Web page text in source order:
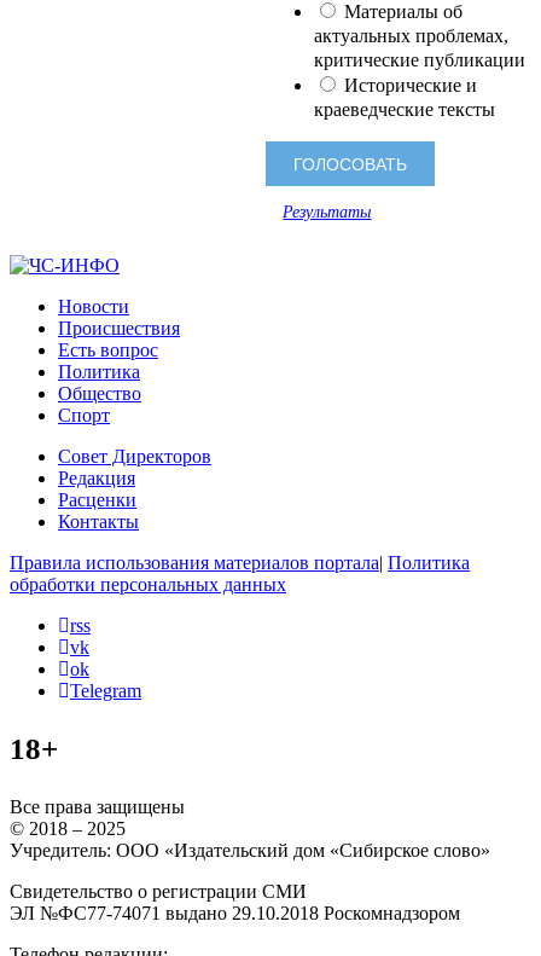
Материалы об
актуальных проблемах,
критические публикации
Исторические и
краеведческие тексты
Результаты
Новости
Происшествия
Есть вопрос
Политика
Общество
Спорт
Совет Директоров
Редакция
Расценки
Контакты
Правила использования материалов портала| Политика
обработки персональных данных
rss
vk
ok
Telegram
18+
Все права защищены
© 2018 – 2025
Учредитель: ООО «Издательский дом «Сибирское слово»
Свидетельство о регистрации СМИ
ЭЛ №ФС77-74071 выдано 29.10.2018 Роскомнадзором